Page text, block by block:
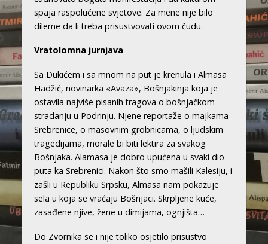
spaja raspolućene svjetove. Za mene nije bilo
dileme da li treba prisustvovati ovom čudu.
Vratolomna jurnjava
Sa Dukićem i sa mnom na put je krenula i Almasa
Hadžić, novinarka «Avaza», Bošnjakinja koja je
ostavila najviše pisanih tragova o bošnjačkom
stradanju u Podrinju. Njene reportaže o majkama
Srebrenice, o masovnim grobnicama, o ljudskim
tragedijama, morale bi biti lektira za svakog
Bošnjaka. Alamasa je dobro upućena u svaki dio
puta ka Srebrenici. Nakon što smo mašili Kalesiju, i
zašli u Republiku Srpsku, Almasa nam pokazuje
sela u koja se vraćaju Bošnjaci. Skrpljene kuće,
zasađene njive, žene u dimijama, ognjišta…
Do Zvornika se i nije toliko osjetilo prisustvo